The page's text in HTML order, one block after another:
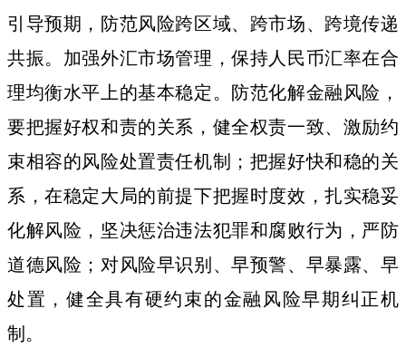
引导预期，防范风险跨区域、跨市场、跨境传递
共振。加强外汇市场管理，保持人民币汇率在合
理均衡水平上的基本稳定。防范化解金融风险，
要把握好权和责的关系，健全权责一致、激励约
束相容的风险处置责任机制；把握好快和稳的关
系，在稳定大局的前提下把握时度效，扎实稳妥
化解风险，坚决惩治违法犯罪和腐败行为，严防
道德风险；对风险早识别、早预警、早暴露、早
处置，健全具有硬约束的金融风险早期纠正机
制。